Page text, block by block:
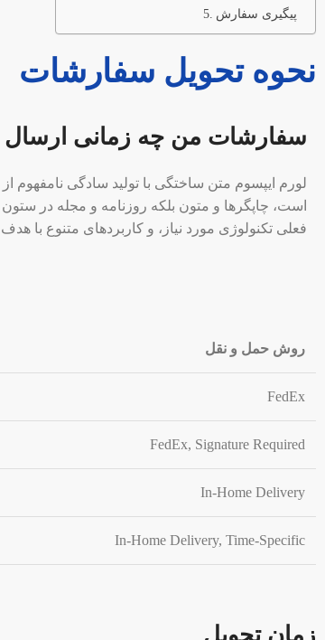
پیگیری سفارش
نحوه تحویل سفارشات
سفارشات من چه زمانی
لورم ایپسوم متن ساختگی با تولید سادگی نامفهوم
است، چاپگرها و متون بلکه روزنامه و مجله در
فعلی تکنولوژی مورد نیاز، و کاربردهای متنوع با هدف
روش حمل و نقل
FedEx
FedEx, Signature Required
In-Home Delivery
In-Home Delivery, Time-Specific